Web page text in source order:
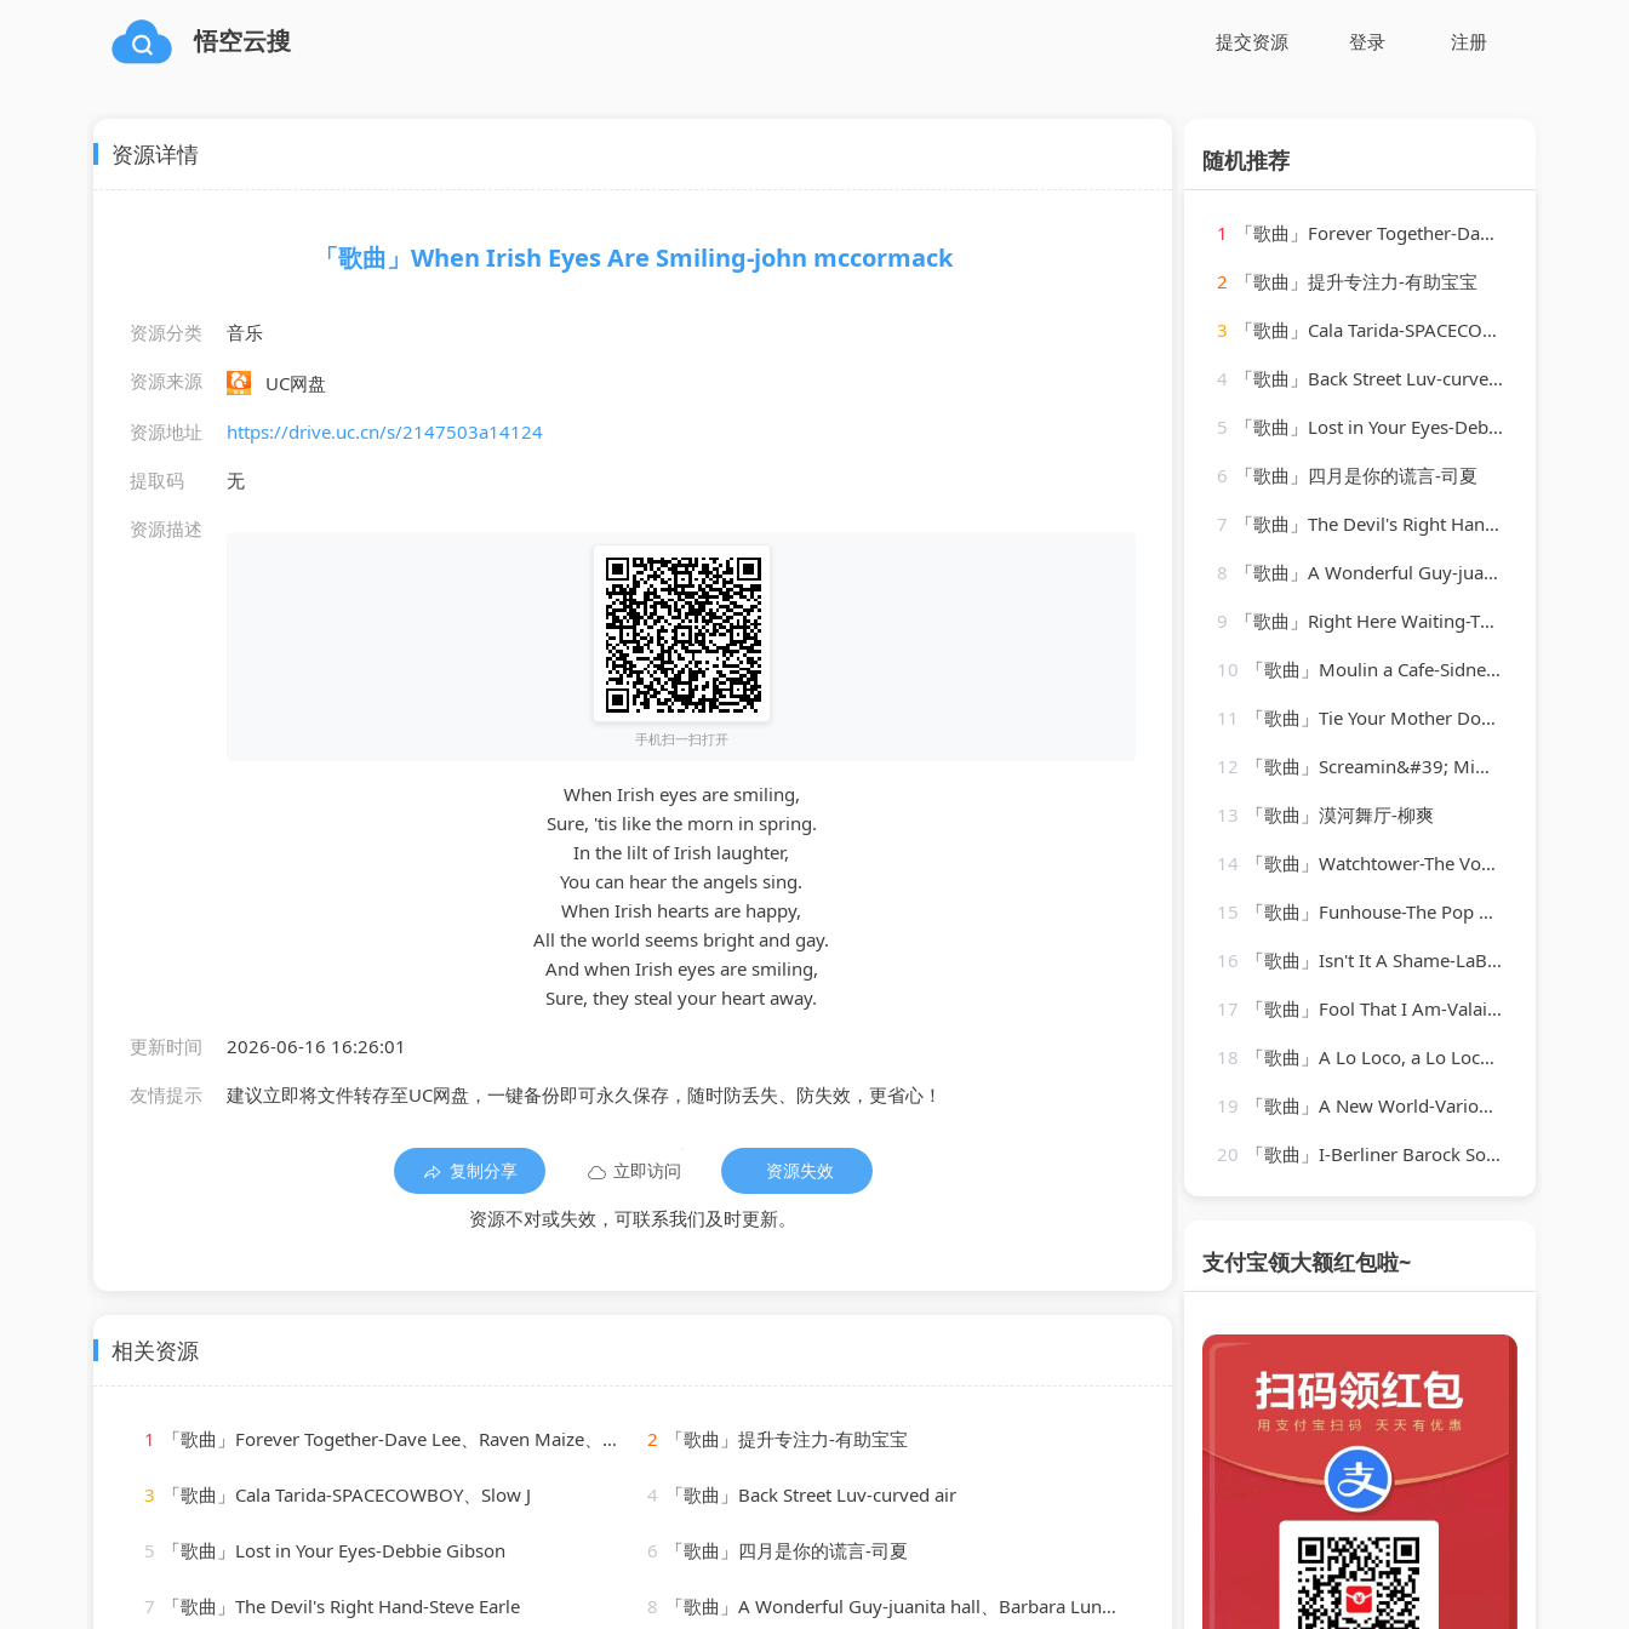
悟空云搜 提交资源 登录 注册
资源详情
「歌曲」When Irish Eyes Are Smiling-john mccormack
资源分类
音乐
资源来源
UC网盘
资源地址
https://drive.uc.cn/s/2147503a14124
提取码
无
资源描述
手机扫一扫打开
When Irish eyes are smiling,
Sure, 'tis like the morn in spring.
In the lilt of Irish laughter,
You can hear the angels sing.
When Irish hearts are happy,
All the world seems bright and gay.
And when Irish eyes are smiling,
Sure, they steal your heart away.
更新时间
2026-06-16 16:26:01
友情提示
建议立即将文件转存至UC网盘，一键备份即可永久保存，随时防丢失、防失效，更省心！
复制分享 立即访问 资源失效
资源不对或失效，可联系我们及时更新。
相关资源
1 「歌曲」Forever Together-Dave Lee、Raven Maize、Cassimm 2 「歌曲」提升专注力-有助宝宝
3 「歌曲」Cala Tarida-SPACECOWBOY、Slow J 4 「歌曲」Back Street Luv-curved air
5 「歌曲」Lost in Your Eyes-Debbie Gibson 6 「歌曲」四月是你的谎言-司夏
7 「歌曲」The Devil's Right Hand-Steve Earle 8 「歌曲」A Wonderful Guy-juanita hall、Barbara Luna、ezio pinza、william tabbert
随机推荐
1
「歌曲」Forever Together-Dave Lee、Raven Maize、Cassimm
2
「歌曲」提升专注力-有助宝宝
3
「歌曲」Cala Tarida-SPACECOWBOY、Slow J
4
「歌曲」Back Street Luv-curved air
5
「歌曲」Lost in Your Eyes-Debbie Gibson
6
「歌曲」四月是你的谎言-司夏
7
「歌曲」The Devil's Right Hand-Steve Earle
8
「歌曲」A Wonderful Guy-juanita hall、Barbara Luna、ezio pinza、william tabbert
9
「歌曲」Right Here Waiting-The 80's Hits
10
「歌曲」Moulin a Cafe-Sidney Bechet
11
「歌曲」Tie Your Mother Down-A-Type Player
12
「歌曲」Screamin&#39; Mimi Jeannie-Mickey Hawks
13
「歌曲」漠河舞厅-柳爽
14
「歌曲」Watchtower-The Vocal Masters
15
「歌曲」Funhouse-The Pop Heroes
16
「歌曲」Isn't It A Shame-LaBelle
17
「歌曲」Fool That I Am-Valaida Snow
18
「歌曲」A Lo Loco, a Lo Loco-Trio Guadalajara
19
「歌曲」A New World-Various Artists
20
「歌曲」I-Berliner Barock Solisten
支付宝领大额红包啦~